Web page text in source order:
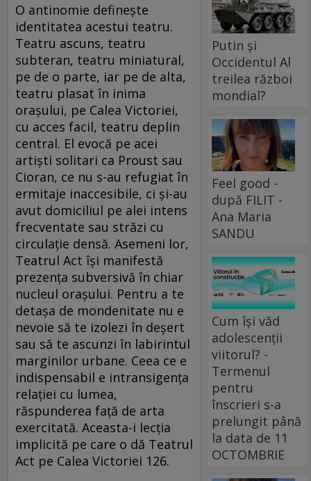
O antinomie defineşte
identitatea acestui teatru.
Teatru ascuns, teatru
subteran, teatru miniatural,
pe de o parte, iar pe de alta,
teatru plasat în inima
oraşului, pe Calea Victoriei,
cu acces facil, teatru deplin
central. El evocă pe acei
artişti solitari ca Proust sau
Cioran, ce nu s-au refugiat în
ermitaje inaccesibile, ci şi-au
avut domiciliul pe alei intens
frecventate sau străzi cu
circulaţie densă. Asemeni lor,
Teatrul Act îşi manifestă
prezenţa subversivă în chiar
nucleul oraşului. Pentru a te
detaşa de mondenitate nu e
nevoie să te izolezi în deşert
sau să te ascunzi în labirintul
marginilor urbane. Ceea ce e
indispensabil e intransigenţa
relaţiei cu lumea,
răspunderea faţă de arta
exercitată. Aceasta-i lecţia
implicită pe care o dă Teatrul
Act pe Calea Victoriei 126.
Putin și
Occidentul Al
treilea război
mondial?
Feel good -
după FILIT -
Ana Maria
SANDU
Cum își văd
adolescenții
viitorul? -
Termenul
pentru
înscrieri s-a
prelungit până
la data de 11
OCTOMBRIE